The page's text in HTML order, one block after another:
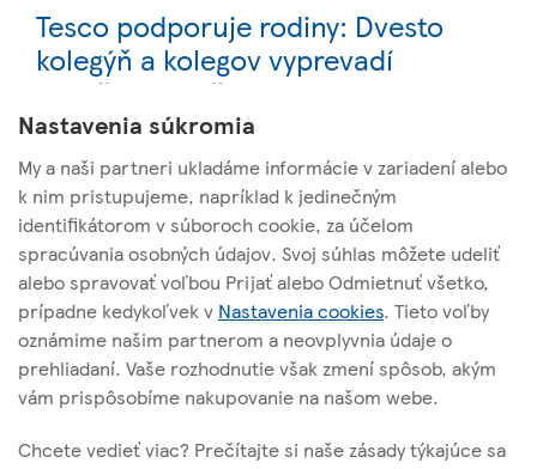
Tesco podporuje rodiny: Dvesto
kolegýň a kolegov vyprevadí
prváčikov do školy
TESCO STORES SR, a. s.
Cesta na Senec 2
821 04 Bratislava
Nastavenia súkromia
My a naši partneri ukladáme informácie v zariadení alebo
k nim pristupujeme, napríklad k jedinečným
identifikátorom v súboroch cookie, za účelom
spracúvania osobných údajov. Svoj súhlas môžete udeliť
alebo spravovať voľbou Prijať alebo Odmietnuť všetko,
prípadne kedykoľvek v Nastavenia cookies. Tieto voľby
oznámime našim partnerom a neovplyvnia údaje o
prehliadaní. Vaše rozhodnutie však zmení spôsob, akým
vám prispôsobíme nakupovanie na našom webe.
Chcete vedieť viac? Prečítajte si naše zásady týkajúce sa